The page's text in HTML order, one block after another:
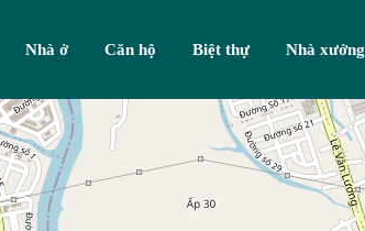
Nhà ở Căn hộ Biệt thự Nhà xưởng